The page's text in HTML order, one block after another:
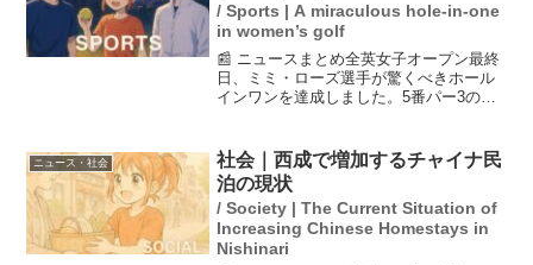
/ Sports | A miraculous hole-in-one
in women’s golf
📰 ニュースまとめ全英女子オープン最終
日、ミミ・ローズ選手が驚くべきホール
インワンを達成しました。5番パー3のシ
も驚愕。「オーマイガー！」という声が
響きました。今回の出...
ニュース・社会
社会｜西成で増加するチャイナ民
泊の現状
/ Society | The Current Situation of
Increasing Chinese Homestays in
Nishinari